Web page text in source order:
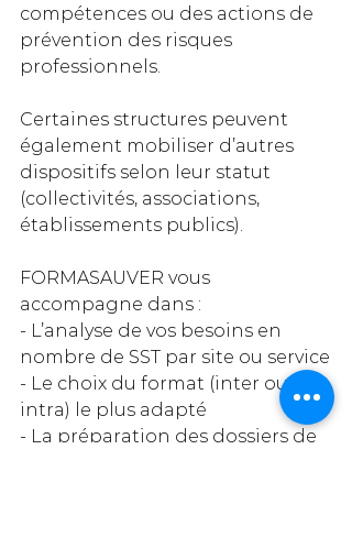
compétences ou des actions de
prévention des risques
professionnels.
Certaines structures peuvent
également mobiliser d’autres
dispositifs selon leur statut
(collectivités, associations,
établissements publics).
FORMASAUVER vous
accompagne dans :
- L’analyse de vos besoins en
nombre de SST par site ou service
- Le choix du format (inter ou
intra) le plus adapté
- La préparation des dossiers de